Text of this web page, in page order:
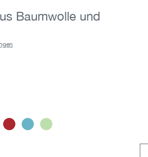
Baumwolle und
CherrySkylineLime Cream